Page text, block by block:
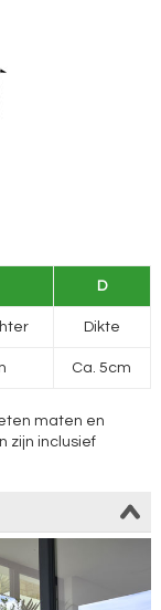
D
Dikte
Ca. 5cm
maten en
zijn inclusief